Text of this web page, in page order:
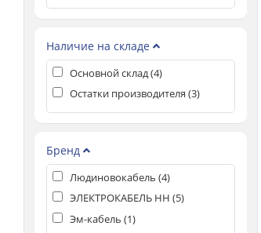
Наличие на складе
Основной склад (4)
Остатки производителя (3)
Бренд
Людиновокабель (4)
ЭЛЕКТРОКАБЕЛЬ НН (5)
Эм-кабель (1)